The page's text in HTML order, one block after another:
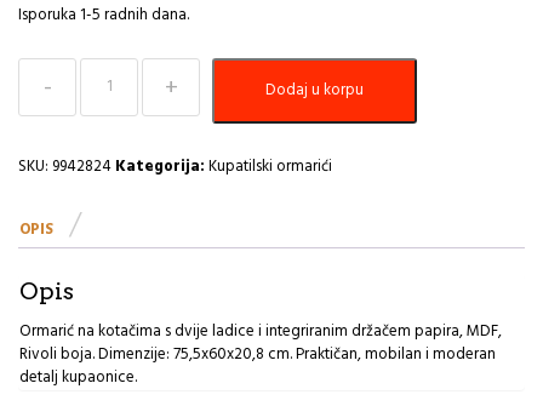
Isporuka 1-5 radnih dana.
Ormarić
točkićima
2
i
toalet
rivoli
Tendance
MG
količina
Dodaj u korpu
SKU: 9942824Kategorija:Kupatilski ormarići
OPIS
Opis
Ormarić na kotačima s dvije ladice i integriranim držačem papira, MDF,
Rivoli boja. Dimenzije: 75,5x60x20,8 cm. Praktičan, mobilan i moderan
detalj kupaonice.